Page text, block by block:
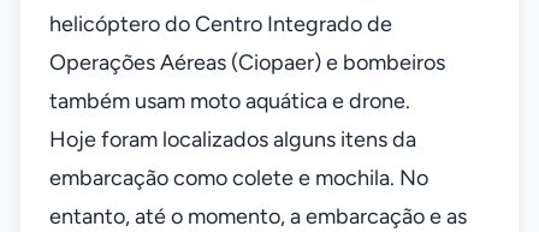
helicóptero do Centro Integrado de
Operações Aéreas (Ciopaer) e bombeiros
também usam moto aquática e drone.
Hoje foram localizados alguns itens da
embarcação como colete e mochila. No
entanto, até o momento, a embarcação e as